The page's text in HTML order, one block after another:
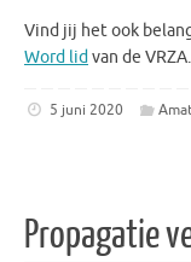
Vind jij het ook
Word lid van de VRZA.
5 juni 2020
Propagatie